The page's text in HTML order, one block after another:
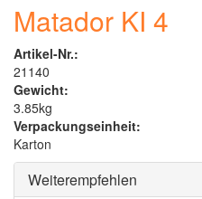
Matador KI 4
Artikel-Nr.:
21140
Gewicht:
3.85kg
Verpackungseinheit:
Karton
Weiterempfehlen